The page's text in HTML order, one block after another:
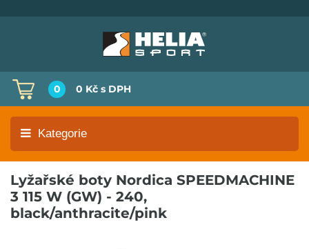
0 0 Kč s DPH
Kategorie
Lyžařské boty Nordica SPEEDMACHINE
3 115 W (GW) - 240,
black/anthracite/pink